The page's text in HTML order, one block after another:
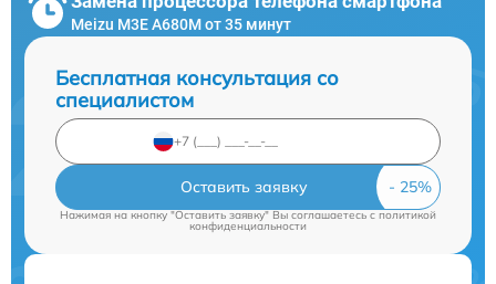
Meizu M3E A680M от 35 минут
Бесплатная консультация со
специалистом
Оставить заявку
Нажимая на кнопку "Оставить заявку" Вы соглашаетесь cполитикой
конфиденциальности